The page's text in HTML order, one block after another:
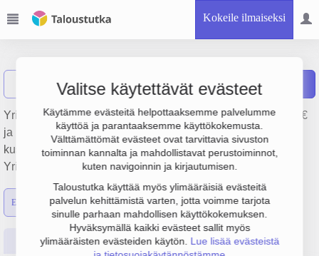
Kokeile ilmaiseksi
Valitse käytettävät evästeet
Käytämme evästeitä helpottaaksemme palvelumme
käyttöä ja parantaaksemme käyttökokemusta.
Välttämättömät evästeet ovat tarvittavia sivuston
toiminnan kannalta ja mahdollistavat perustoiminnot,
kuten navigoinnin ja kirjautumisen.
Taloustutka käyttää myös ylimääräisiä evästeitä
palvelun kehittämistä varten, jotta voimme tarjota
sinulle parhaan mahdollisen käyttökokemuksen.
Hyväksymällä kaikki evästeet sallit myös
ylimääräisten evästeiden käytön. Lue lisää evästeistä
Näytä haku Kaleva Oy Raportit
Yrityksen Kaleva Oy liikevaihto on 6.5 milj. €, tulos -98 000 €
ja henkilöstömäärä 15. Sen päätoimiala on Sanomalehtien
kustantaminen, perustamisvuosi 1978 ja sijainti Oulu.
Yrityksen yhtiömuoto Osakeyhtiö (OY).
Emon luvut Konsernin luvut
Perustiedot Tilinpäätösluvut Päättäjätiedot